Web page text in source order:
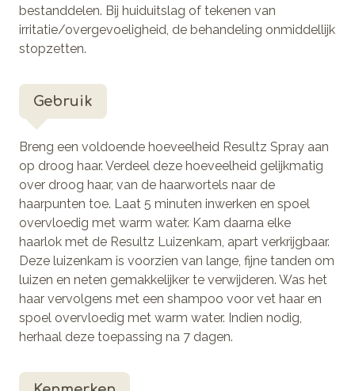
bestanddelen. Bij huiduitslag of tekenen van
irritatie/overgevoeligheid, de behandeling onmiddellijk
stopzetten.
Gebruik
Breng een voldoende hoeveelheid Resultz Spray aan
op droog haar. Verdeel deze hoeveelheid gelijkmatig
over droog haar, van de haarwortels naar de
haarpunten toe. Laat 5 minuten inwerken en spoel
overvloedig met warm water. Kam daarna elke
haarlok met de Resultz Luizenkam, apart verkrijgbaar.
Deze luizenkam is voorzien van lange, fijne tanden om
luizen en neten gemakkelijker te verwijderen. Was het
haar vervolgens met een shampoo voor vet haar en
spoel overvloedig met warm water. Indien nodig,
herhaal deze toepassing na 7 dagen.